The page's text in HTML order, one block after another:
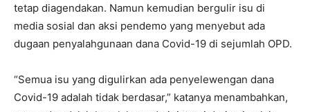
tetap diagendakan. Namun kemudian bergulir isu di
media sosial dan aksi pendemo yang menyebut ada
dugaan penyalahgunaan dana Covid-19 di sejumlah OPD.
“Semua isu yang digulirkan ada penyelewengan dana
Covid-19 adalah tidak berdasar,” katanya menambahkan,